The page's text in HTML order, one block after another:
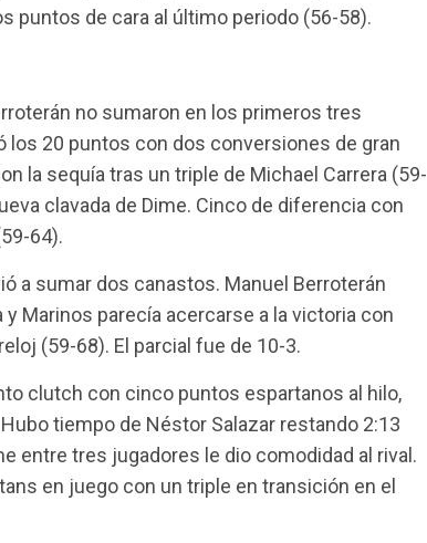
puntos de cara al último periodo (56-58).
no sumaron en los primeros tres
los 20 puntos con dos conversiones de gran
la sequía tras un triple de Michael Carrera (59-
clavada de Dime. Cinco de diferencia con
64).
a sumar dos canastos. Manuel Berroterán
Marinos parecía acercarse a la victoria con
(59-68). El parcial fue de 10-3.
clutch con cinco puntos espartanos al hilo,
tiempo de Néstor Salazar restando 2:13
entre tres jugadores le dio comodidad al rival.
en juego con un triple en transición en el